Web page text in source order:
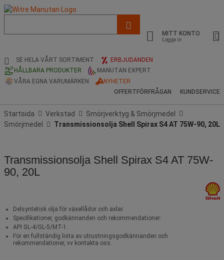
och
sökhistorik
MITT KONTO
Logga in
SE HELA VÅRT SORTIMENT
ERBJUDANDEN
HÅLLBARA PRODUKTER
MANUTAN EXPERT
VÅRA EGNA VARUMÄRKEN
NYHETER
OFFERTFÖRFRÅGAN
KUNDSERVICE
Startsida Verkstad
Smörjverktyg & Smörjmedel
Smörjmedel
Transmissionsolja Shell Spirax S4 AT 75W-90, 20L
Transmissionsolja Shell Spirax S4 AT 75W-
90, 20L
Delsyntetisk olja för växellådor och axlar.
Specifikationer, godkännanden och rekommendationer:
API GL-4/GL-5/MT-1
För en fullständig lista av utrustningsgodkännanden och
rekommendationer, vv kontakta oss.